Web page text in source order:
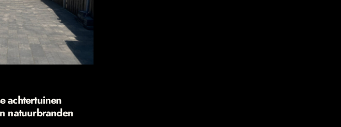
achtertuinen
natuurbranden